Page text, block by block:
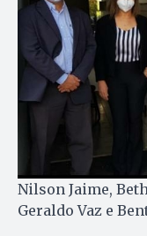
Nilson Jaime,
Geraldo Vaz e